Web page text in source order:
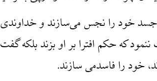
جسد خود را نجس می‌سازند و
که حکم افترا بر او بزند بلکه
خود را فاسدمی سازند.